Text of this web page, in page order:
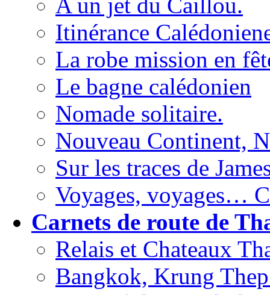
Itinérance
La robe mission en
Le bagne calédonien
Nomade solitaire.
Nouveau Continent,
Sur les traces de
Voyages, voyages…
Carnets de route de
Relais et Chateaux
Bangkok, Krung